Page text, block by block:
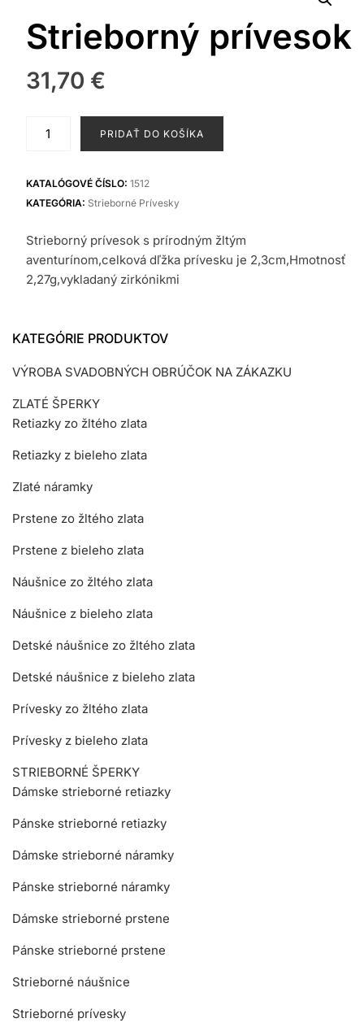
Strieborný prívesok
31,70 €
PRIDAŤ DO KOŠÍKA
KATALÓGOVÉ ČÍSLO: 1512
KATEGÓRIA: Strieborné Prívesky
Strieborný prívesok s prírodným žltým
aventurínom,celková dľžka prívesku je 2,3cm,Hmotnosť
2,27g,vykladaný zirkónikmi
KATEGÓRIE PRODUKTOV
VÝROBA SVADOBNÝCH OBRÚČOK NA ZÁKAZKU
ZLATÉ ŠPERKY
Retiazky zo žltého zlata
Retiazky z bieleho zlata
Zlaté náramky
Prstene zo žltého zlata
Prstene z bieleho zlata
Náušnice zo žltého zlata
Náušnice z bieleho zlata
Detské náušnice zo žltého zlata
Detské náušnice z bieleho zlata
Prívesky zo žltého zlata
Prívesky z bieleho zlata
STRIEBORNÉ ŠPERKY
Dámske strieborné retiazky
Pánske strieborné retiazky
Dámske strieborné náramky
Pánske strieborné náramky
Dámske strieborné prstene
Pánske strieborné prstene
Strieborné náušnice
Strieborné prívesky